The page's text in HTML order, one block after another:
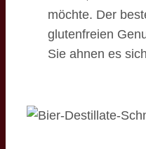
möchte. Der
glutenfreien
Sie ahnen es